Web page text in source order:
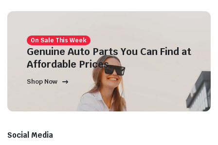
On Sale This Week
Genuine Auto Parts You Can Find at
Affordable Prices
Shop Now
Social Media